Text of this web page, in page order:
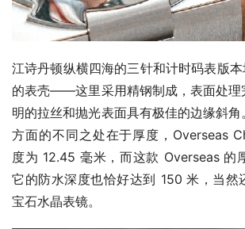
江诗丹顿纵横四海的三针和计时码表版
的表壳——这里采用精钢制成，表面处理
明的拉丝和抛光表面具有极佳的边缘斜
方面的不同之处在于厚度，Overseas
度为 12.45 毫米，而这款 Overseas 的
它的防水深度也恰好达到 150 米，当然
宝石水晶表镜。